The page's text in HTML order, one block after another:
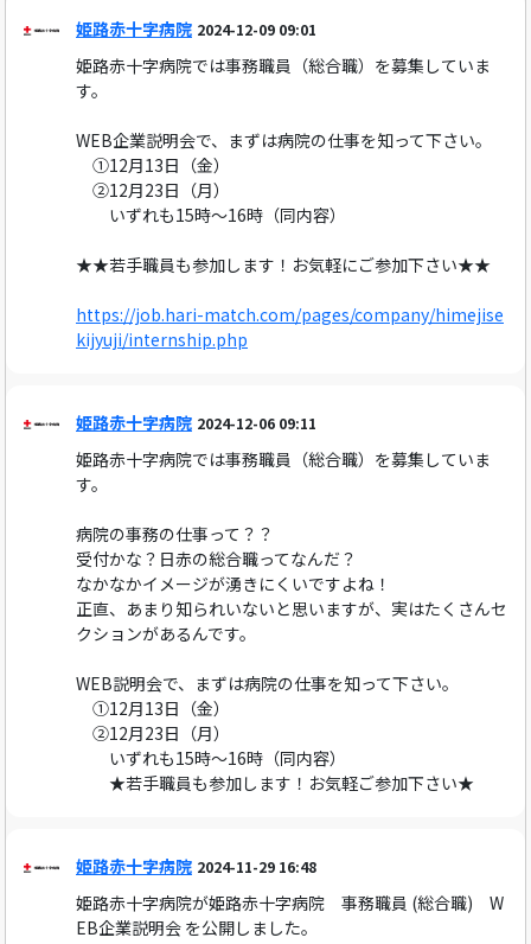
姫路赤十字病院 2024-12-09 09:01
姫路赤十字病院では事務職員（総合職）を募集していま
す。
WEB企業説明会で、まずは病院の仕事を知って下さい。
①12月13日（金）
②12月23日（月）
いずれも15時〜16時（同内容）
★★若手職員も参加します！お気軽にご参加下さい★★
https://job.hari-match.com/pages/company/himejise
kijyuji/internship.php
姫路赤十字病院 2024-12-06 09:11
姫路赤十字病院では事務職員（総合職）を募集していま
す。
病院の事務の仕事って？？
受付かな？日赤の総合職ってなんだ？
なかなかイメージが湧きにくいですよね！
正直、あまり知られいないと思いますが、実はたくさんセ
クションがあるんです。
WEB説明会で、まずは病院の仕事を知って下さい。
①12月13日（金）
②12月23日（月）
いずれも15時〜16時（同内容）
★若手職員も参加します！お気軽ご参加下さい★
姫路赤十字病院 2024-11-29 16:48
姫路赤十字病院が姫路赤十字病院 事務職員 (総合職) W
EB企業説明会 を公開しました。